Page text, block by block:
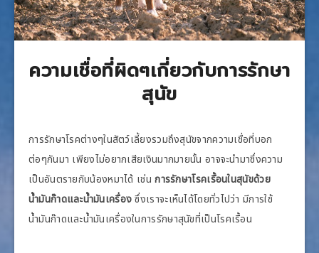
ความเชื่อที่ผิดๆเกี่ยวกับการรักษา
สุนัข
การรักษาโรคต่างๆในสัตว์เลี้ยงรวมถึงสุนัขจากความเชื่อที่บอก
ต่อๆกันมา เพียงไม่อยากเสียเงินมากมายนั้น อาจจะนำมาซึ่งความ
เป็นอันตรายกับน้องหมาได้ เช่นการรักษาโรคเรื้อนในสุนัขด้วย
น้ำมันก๊าดและน้ำมันเครื่องซึ่งเราจะเห็นได้โดยทั่วไปว่า มีการใช้
น้ำมันก๊าดและน้ำมันเครื่องในการรักษาสุนัขที่เป็นโรคเรื้อน